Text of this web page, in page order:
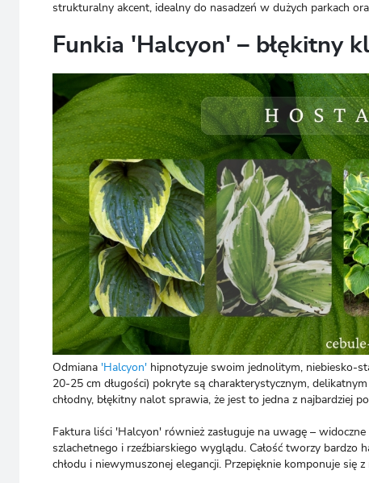
strukturalny akcent, idealny do nasadzeń w dużych parkach
Funkia 'Halcyon' – błękitny
Odmiana 'Halcyon'hipnotyzuje swoim jednolitym, niebiesko-
20-25 cm długości) pokryte są charakterystycznym,
chłodny, błękitny nalot sprawia, że jest to jedna z najbardziej
Faktura liści 'Halcyon' również zasługuje na uwagę –
szlachetnego i rzeźbiarskiego wyglądu. Całość tworzy
chłodu i niewymuszonej elegancji. Przepięknie komponuje się